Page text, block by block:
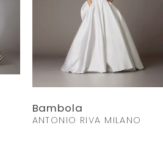
Bambola
ANTONIO RIVA MILANO